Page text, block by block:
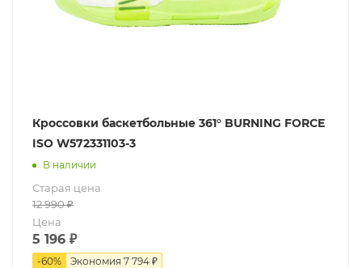
Кроссовки баскетбольные 361° BURNING FORCE
ISO W572331103-3
В наличии
Старая цена
12 990₽
Цена
5 196 ₽
-60% Экономия 7 794 ₽